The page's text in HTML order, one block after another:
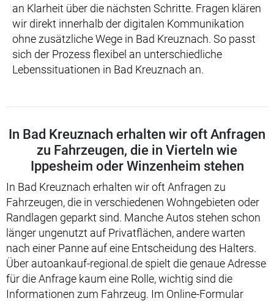
an Klarheit über die nächsten Schritte. Fragen klären
wir direkt innerhalb der digitalen Kommunikation
ohne zusätzliche Wege in Bad Kreuznach. So passt
sich der Prozess flexibel an unterschiedliche
Lebenssituationen in Bad Kreuznach an.
In Bad Kreuznach erhalten wir oft Anfragen
zu Fahrzeugen, die in Vierteln wie
Ippesheim oder Winzenheim stehen
In Bad Kreuznach erhalten wir oft Anfragen zu
Fahrzeugen, die in verschiedenen Wohngebieten oder
Randlagen geparkt sind. Manche Autos stehen schon
länger ungenutzt auf Privatflächen, andere warten
nach einer Panne auf eine Entscheidung des Halters.
Über autoankauf-regional.de spielt die genaue Adresse
für die Anfrage kaum eine Rolle, wichtig sind die
Informationen zum Fahrzeug. Im Online-Formular